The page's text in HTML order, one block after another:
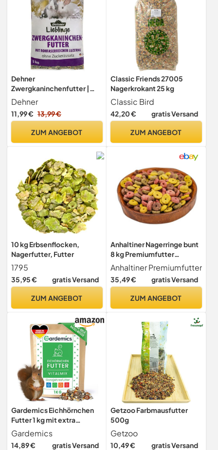
Dehner
Zwergkaninchenfutter |
Kaninchenfutter in
Markenqualität,
Alleinfuttermittel für
ohne Zuckerzusatz und
Luzerne und Karotte | Adult
Dehner
11,99 € 13,99 €
ZUM ANGEBOT
Classic Friends 27005
Nagerkrokant 25 kg
Classic Bird
42,20 € gratis Versand
ZUM ANGEBOT
10 kg Erbsenflocken,
Nagerfutter, Futter
1795
35,95 € gratis Versand
ZUM ANGEBOT
Anhaltiner Nagerringe bunt
8 kg Premiumfutter
Nagerfutter Zusatzfutter
Anhaltiner Premiumfutter
35,49 € gratis Versand
ZUM ANGEBOT
Gardemics Eichhörnchen
Futter 1 kg mit extra
Haselnüssen, ohne
Erdnüsse
Gardemics
14,89 € gratis Versand
Getzoo Farbmausfutter
500g
Getzoo
10,49 € gratis Versand